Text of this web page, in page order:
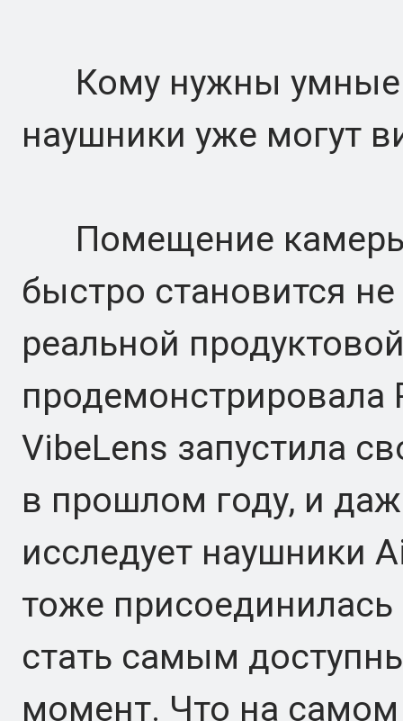
Кому нужны умные
наушники уже могут
Помещение камеры
быстро становится
реальной
продемонстрировала
VibeLens запустила
в прошлом году, и
исследует наушники
тоже
стать самым
момент. Что на самом